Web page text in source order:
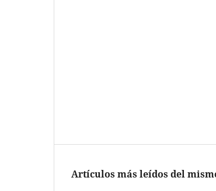
Artículos más leídos del